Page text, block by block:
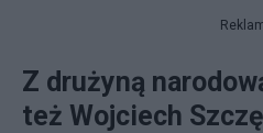
Z drużyną
też Wojciech